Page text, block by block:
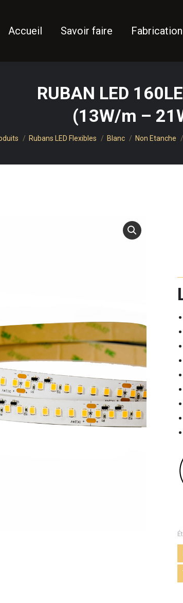
Accueil Savoir faire Fabrication
RUBAN LED
(13W/m –
Rubans LED Flexibles Blanc Non Etanche